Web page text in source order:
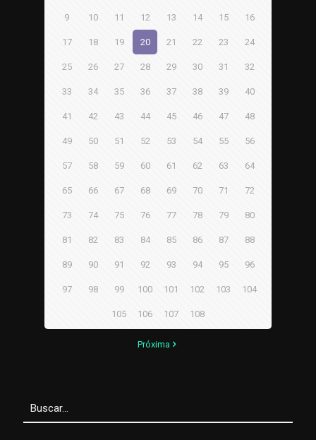
9 10 11 12 13 14 15 16
17 18 19 20 21 22 23 24
25 26 27 28 29 30 31 32
33 34 35 36 37 38 39 40
41 42 43 44 45 46 47 48
49 50 51 52 53 54 55 56
57 58 59 60 61 62 63 64
65 66 67 68 69 70 71 72
73 74 75 76 77 78 79 80
81 82 83 84 85 86 87 88
89 90 91 92 93 94 95 96
97 98 99 100 101 102 103 104
105 106 107 108
Próxima